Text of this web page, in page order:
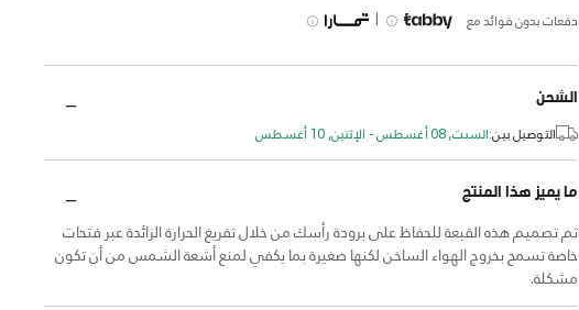
دفعات بدون فوائد مع |
الشحن
التوصيل بين:السبت, 08 أغسطس - الإثنين, 10 أغسطس
ما يميز هذا المنتج
تم تصميم هذه القبعة للحفاظ على برودة رأسك من خلال تفريغ الحرارة الزائدة عبر فتحات
خاصة تسمح بخروج الهواء الساخن لكنها صغيرة بما يكفي لمنع أشعة الشمس من أن تكون
مشكلة.